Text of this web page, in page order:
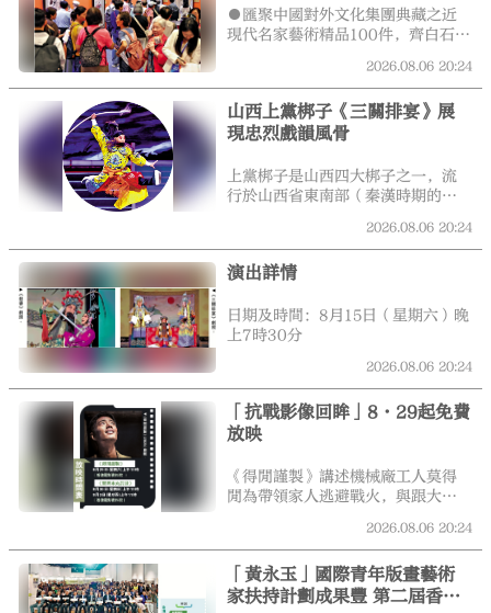
●匯聚中國對外文化集團典藏之近
現代名家藝術精品100件，齊白石
度公開，延安魯藝代表畫家力群、
彥涵、古元、李樺、王琦作品悉數
登場，新中國三大版畫流派代表作
同步呈現。
2026.08.06 20:24
山西上黨梆子《三關排宴》展
現忠烈戲韻風骨
上黨梆子是山西四大梆子之一，流
行於山西省東南部（秦漢時期的上
期，發展出「州底派」和「潞府
派」兩大藝術流派，其唱腔以板腔
體為主，演唱時男女同宮同調，音
越。傳統劇目題材以楊家將、岳家
軍等袍帶戲為主。上黨梆子於2006
2026.08.06 20:24
演出詳情
日期及時間：8月15日（星期六）晚
上7時30分
2026.08.06 20:24
「抗戰影像回眸」8·29起免費
放映
《得閒謹製》講述機械廠工人莫得
閒為帶領家人逃避戰火，與跟大隊
下躲進山區小鎮「戈止鎮」。隨着
日本偵察兵突然出現，他們必須匯
聚民間智慧對抗正規武裝，共同守
護家園。
2026.08.06 20:24
「黃永玉」國際青年版畫藝術
家扶持計劃成果豐 第二屆香港